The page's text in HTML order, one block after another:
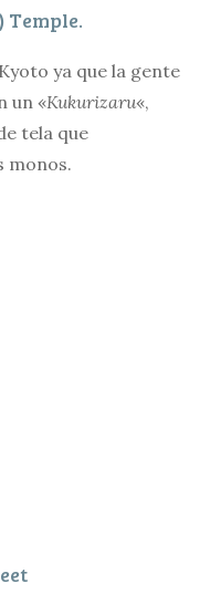
Temple.
ya que la gente
un «Kukurizaru«,
tela que
monos.